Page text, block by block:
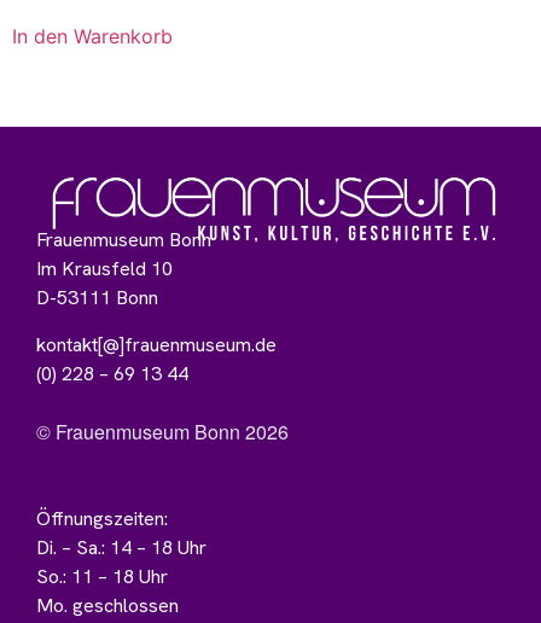
In den Warenkorb
Frauenmuseum Bonn
Im Krausfeld 10
D-53111 Bonn
kontakt[@]frauenmuseum.de
(0) 228 – 69 13 44
© Frauenmuseum Bonn 2026
Öffnungszeiten:
Di. – Sa.: 14 – 18 Uhr
So.: 11 – 18 Uhr
Mo. geschlossen